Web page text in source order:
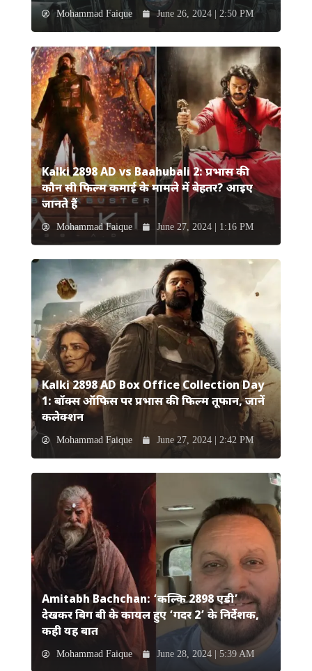
Mohammad Faique June 26, 2024 | 2:50 PM
Kalki 2898 AD vs Baahubali 2: प्रभास की
कौन सी फिल्म कमाई के मामले में बेहतर? आइए
जानते हैं
Mohammad Faique June 27, 2024 | 1:16 PM
Kalki 2898 AD Box Office Collection Day
1: बॉक्स ऑफिस पर प्रभास की फिल्म तूफान, जानें
कलेक्शन
Mohammad Faique June 27, 2024 | 2:42 PM
Amitabh Bachchan: ‘कल्कि 2898 एडी’
देखकर बिग बी के कायल हुए ‘गदर 2’ के निर्देशक,
कही यह बात
Mohammad Faique June 28, 2024 | 5:39 AM